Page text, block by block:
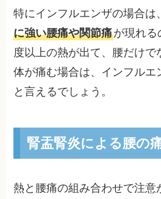
特にインフルエンザの場合は
に強い腰痛や関節痛が現れる
度以上の熱が出て、腰だけで
体が痛む場合は、インフルエ
と言えるでしょう。
腎盂腎炎による腰の
熱と腰痛の組み合わせで注意